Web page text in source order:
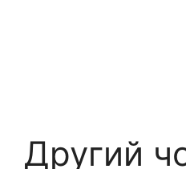
Другий